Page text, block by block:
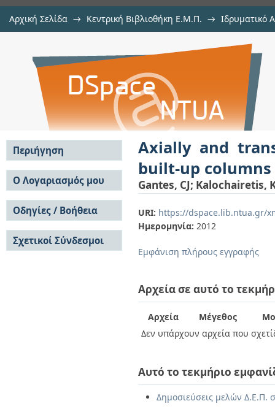
Αρχική Σελίδα → Κεντρική Βιβλιοθήκη Ε.Μ.Π. → Ιδρυματικό
Axially and transversely
with arbitrary supports
Axially and
built-up
Gantes, CJ; Kalochairetis,
URI: https://dspace.lib.ntua.gr/
Ημερομηνία: 2012
Εμφάνιση πλήρους εγγραφής
Αρχεία σε αυτό το
Αρχεία Μέγεθος
Δεν υπάρχουν αρχεία που
Αυτό το τεκμήριο
Δημοσιεύσεις μελών Δ.Ε.Π.
Περιήγηση
Σε όλο το DSpace
Κοινότητες & Συλλογές
Ανά Ημερομηνία
Έκδοσης
Συγγραφείς
Τίτλοι
Θέματα
Ο Λογαριασμός μου
Σύνδεση
Εγγραφή
Οδηγίες / Βοήθεια
Οδηγίες Υποβολής
Οδηγίες Χρήσης ΙΑ
Συχνές Ερωτήσεις
Σχετικοί Σύνδεσμοι